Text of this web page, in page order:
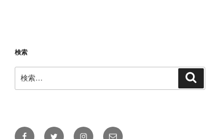
検索
索:
FacebookTwitter Instagramメ